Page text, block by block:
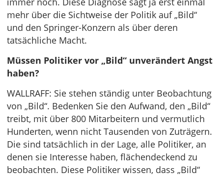
mehr über die Sichtweise der Politik auf „Bild“
und den Springer-Konzern als über deren
tatsächliche Macht.
Müssen Politiker vor „Bild“ unverändert Angst
haben?
WALLRAFF: Sie stehen ständig unter Beobachtung
von „Bild“. Bedenken Sie den Aufwand, den „Bild“
treibt, mit über 800 Mitarbeitern und vermutlich
Hunderten, wenn nicht Tausenden von Zuträgern.
Die sind tatsächlich in der Lage, alle Politiker, an
denen sie Interesse haben, flächendeckend zu
beobachten. Diese Politiker wissen, dass „Bild“